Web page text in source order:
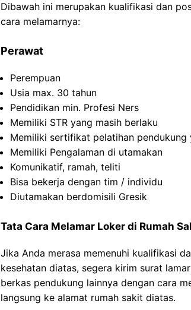
Dibawah ini merupakan kualifikasi dan
cara melamarnya:
Perawat
Perempuan
Usia max. 30 tahun
Pendidikan min. Profesi Ners
Memiliki STR yang masih berlaku
Memiliki sertifikat pelatihan pendukung
Memiliki Pengalaman di utamakan
Komunikatif, ramah, teliti
Bisa bekerja dengan tim / individu
Diutamakan berdomisili Gresik
Tata Cara Melamar Loker di Rumah
Jika Anda merasa memenuhi kualifikasi
kesehatan diatas, segera kirim surat
berkas pendukung lainnya dengan cara
langsung ke alamat rumah sakit diatas.